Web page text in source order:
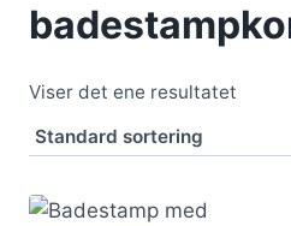
Viser det ene resultatet